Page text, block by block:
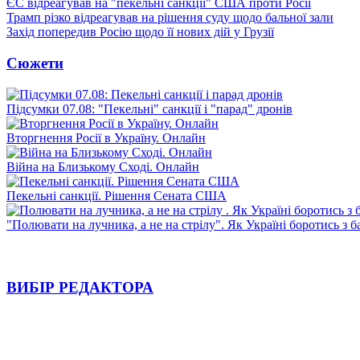
ЄС відреагував на "пекельні санкції" США проти Росії
Трамп різко відреагував на рішення суду щодо бальної зали
Захід попередив Росію щодо її нових дій у Грузії
Сюжети
Підсумки 07.08: "Пекельні" санкції і "парад" дронів
Вторгнення Росії в Україну. Онлайн
Війна на Близькому Сході. Онлайн
Пекельні санкції. Рішення Сената США
"Полювати на лучника, а не на стрілу". Як Україні боротись з
ВИБІР РЕДАКТОРА